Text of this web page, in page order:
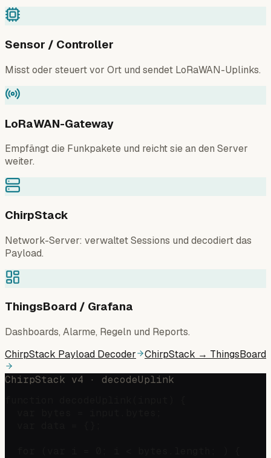
Sensor / Controller
Misst oder steuert vor Ort und sendet LoRaWAN-Uplinks.
LoRaWAN-Gateway
Empfängt die Funkpakete und reicht sie an den Server
weiter.
ChirpStack
Network-Server: verwaltet Sessions und decodiert das
Payload.
ThingsBoard / Grafana
Dashboards, Alarme, Regeln und Reports.
ChirpStack Payload Decoder
ChirpStack → ThingsBoard
ChirpStack v4 · decodeUplink